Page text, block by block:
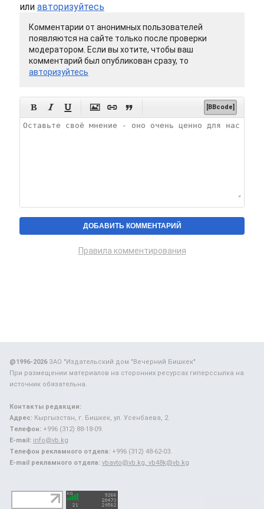
или авторизуйтесь
Комментарии от анонимных пользователей
появляются на сайте только после проверки
модератором. Если вы хотите, чтобы ваш
комментарий был опубликован сразу, то
авторизуйтесь
      [BBcode]
Правила комментирования
@1996-2026ЗАО "Издательский дом "Вечерний Бишкек"
При размещении материалов на сторонних ресурсах гиперссылка на
источник обязательна.
Контакты редакции:
Адрес: Кыргызстан, г. Бишкек, ул. Усенбаева, 2.
Телефон: +996 (312) 88-18-09.
E-mail: info@vb.kg
Телефон рекламного отдела: +996 (312) 48-62-03.
E-mail рекламного отдела: vbavto@vb.kg, vb48k@vb.kg